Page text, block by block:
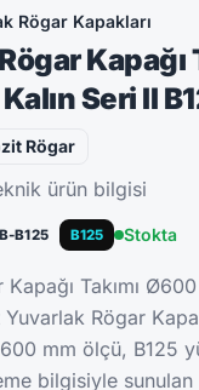
Rögar Kapakları
Kapağı
Seri II
Rögar
ürün bilgisi
B125 B125 Stokta
Takımı
Rögar
mm ölçü, B125
bilgisiyle